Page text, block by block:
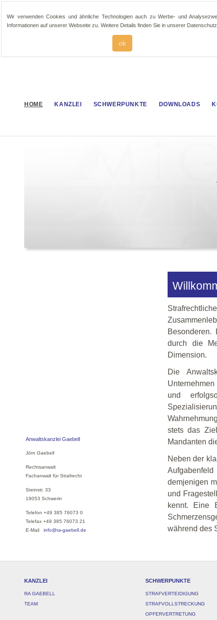
Wir verwenden Cookies und ähnliche Technologien auch zu Werbe- und
Informationen auf unserer Webseite zu. Weitere Details finden Sie in unserer
ok
HOME KANZLEI SCHWERPUNKTE DOWNLOADS
Anwaltskanzlei Gaebell
Jörn Gaebell
Rechtsanwalt
Fachanwalt für Strafrecht
Steinstr. 33
19053 Schwerin
Telefon +49 385 76073 0
Telefax +49 385 76073 21
E-Mail info@ra-gaebell.de
Besonderen.
durch die
Dimension.
Die
und
stets das
Mandanten
Neben der
demjenigen
und
kennt. Eine
während des
KANZLEI
RA GAEBELL
TEAM
SCHWERPUNKTE
STRAFVERTEIDIGUNG
STRAFVOLLSTRECKUNG
OPFERVERTRETUNG